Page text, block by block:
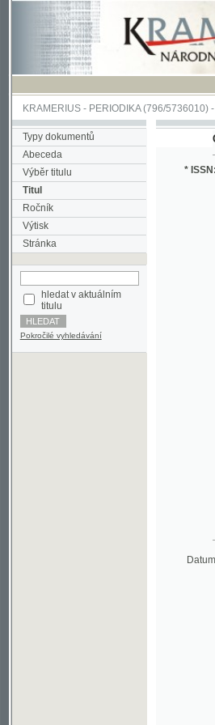
KRAMERIUS-PERIODIKA(796/5736010) -G
Typy dokumentů
Abeceda
Výběr titulu
Titul
Ročník
Výtisk
Stránka
hledat v aktuálním
Pokročilé vyhledávání
*
*
*
*
*
*
*
*
*
*